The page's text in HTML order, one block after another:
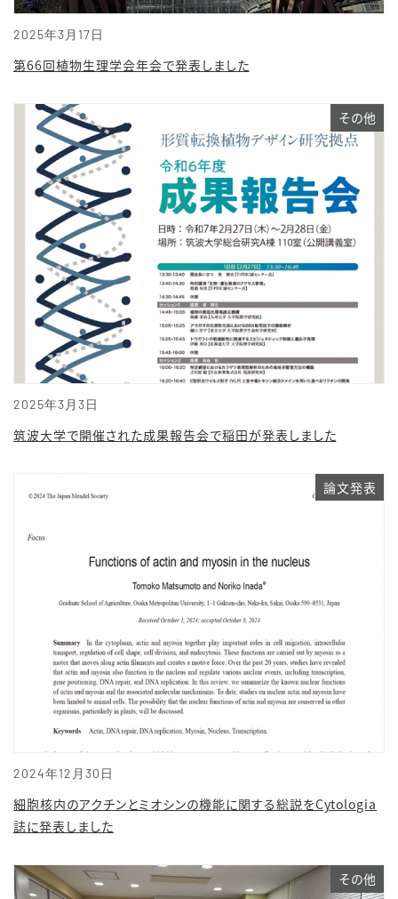
2025年3月17日
第66回植物生理学会年会で発表しました
2025年3月3日
その他
筑波大学で開催された成果報告会で稲田が発表しました
2024年12月30日
論文発表
細胞核内のアクチンとミオシンの機能に関する総説をCytologia
誌に発表しました
その他